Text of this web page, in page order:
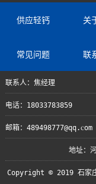
供应轻钙 关
常见问题 联
联系人：焦经理
电话：18033783859
邮箱：489498777@qq.com
地址：
Copyright © 2019 石家